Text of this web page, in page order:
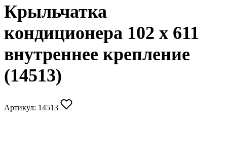
Крыльчатка
кондиционера 102 x 611
внутреннее крепление
(14513)
Артикул: 14513